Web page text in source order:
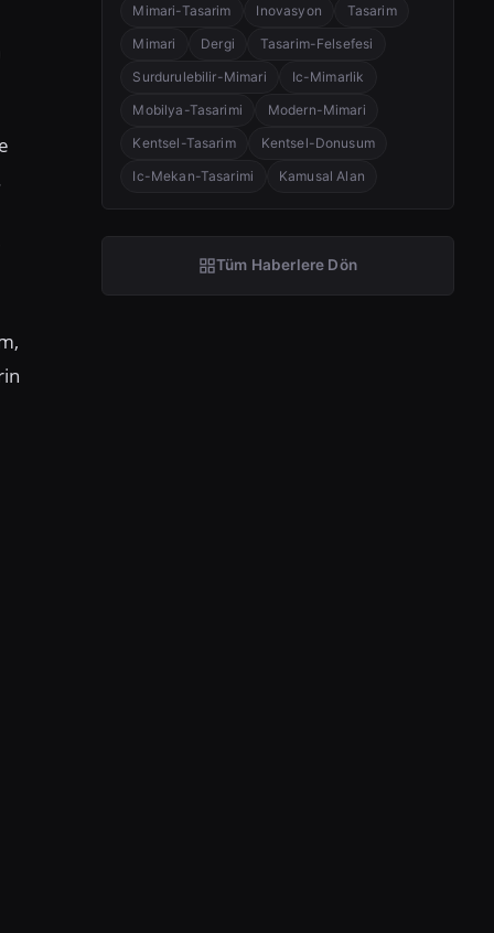
Mimari-Tasarim
Inovasyon
Tasarim
Mimari
Dergi
Tasarim-Felsefesi
Surdurulebilir-Mimari
Ic-Mimarlik
Mobilya-Tasarimi
Modern-Mimari
Kentsel-Tasarim
Kentsel-Donusum
Ic-Mekan-Tasarimi
Kamusal Alan
Tüm Haberlere Dön